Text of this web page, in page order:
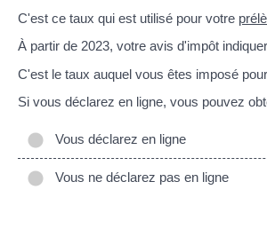
C'est ce taux qui est utilisé pour votre
À partir de 2023, votre avis d'impôt
C'est le taux auquel vous êtes imposé
Si vous déclarez en ligne, vous pouvez
Vous déclarez en ligne
Vous ne déclarez pas en ligne